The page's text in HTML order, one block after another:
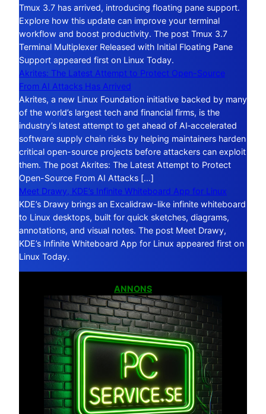
Tmux 3.7 has arrived, introducing floating pane support.
Explore how this update can improve your terminal
workflow and boost productivity. The post Tmux 3.7
Terminal Multiplexer Released with Initial Floating Pane
Support appeared first on Linux Today.
Akrites: The Latest Attempt to Protect Open-Source
From AI Attacks Has Arrived
Akrites, a new Linux Foundation initiative backed by many
of the world’s largest tech and financial firms, is the
industry’s latest attempt to get ahead of AI‑accelerated
software supply chain risks by helping maintainers harden
critical open-source projects before attackers can exploit
them. The post Akrites: The Latest Attempt to Protect
Open-Source From AI Attacks […]
Meet Drawy, KDE’s Infinite Whiteboard App for Linux
KDE’s Drawy brings an Excalidraw-like infinite whiteboard
to Linux desktops, built for quick sketches, diagrams,
annotations, and visual notes. The post Meet Drawy,
KDE’s Infinite Whiteboard App for Linux appeared first on
Linux Today.
ANNONS